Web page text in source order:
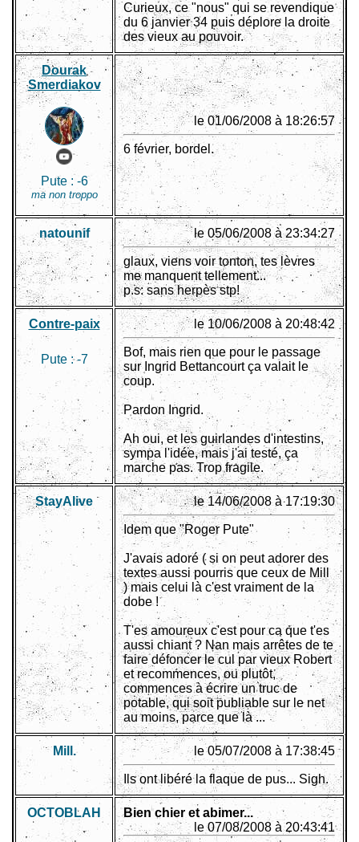
Curieux, ce "nous" qui se revendique
du 6 janvier 34 puis déplore la droite
des vieux au pouvoir.
Dourak
Smerdiakov
Pute : -6
ma non troppo
le 01/06/2008 à 18:26:57
6 février, bordel.
natounif le 05/06/2008 à 23:34:27
glaux, viens voir tonton, tes lèvres
me manquent tellement...
p.s: sans herpès stp!
Contre-paix
Pute :-7
le 10/06/2008 à 20:48:42
Bof, mais rien que pour le passage
sur Ingrid Bettancourt ça valait le
coup.
Pardon Ingrid.
Ah oui, et les guirlandes d'intestins,
sympa l'idée, mais j'ai testé, ça
marche pas. Trop fragile.
StayAlive le 14/06/2008 à 17:19:30
Idem que "Roger Pute"
J'avais adoré ( si on peut adorer des
textes aussi pourris que ceux de Mill
) mais celui là c'est vraiment de la
dobe !
T'es amoureux c'est pour ca que t'es
aussi chiant ? Nan mais arrêtes de te
faire défoncer le cul par vieux Robert
et recommences, ou plutôt,
commences à écrire un truc de
potable, qui soit publiable sur le net
au moins, parce que là ...
Mill. le 05/07/2008 à 17:38:45
Ils ont libéré la flaque de pus... Sigh.
OCTOBLAH
Bien chier et abimer...
le 07/08/2008 à 20:43:41